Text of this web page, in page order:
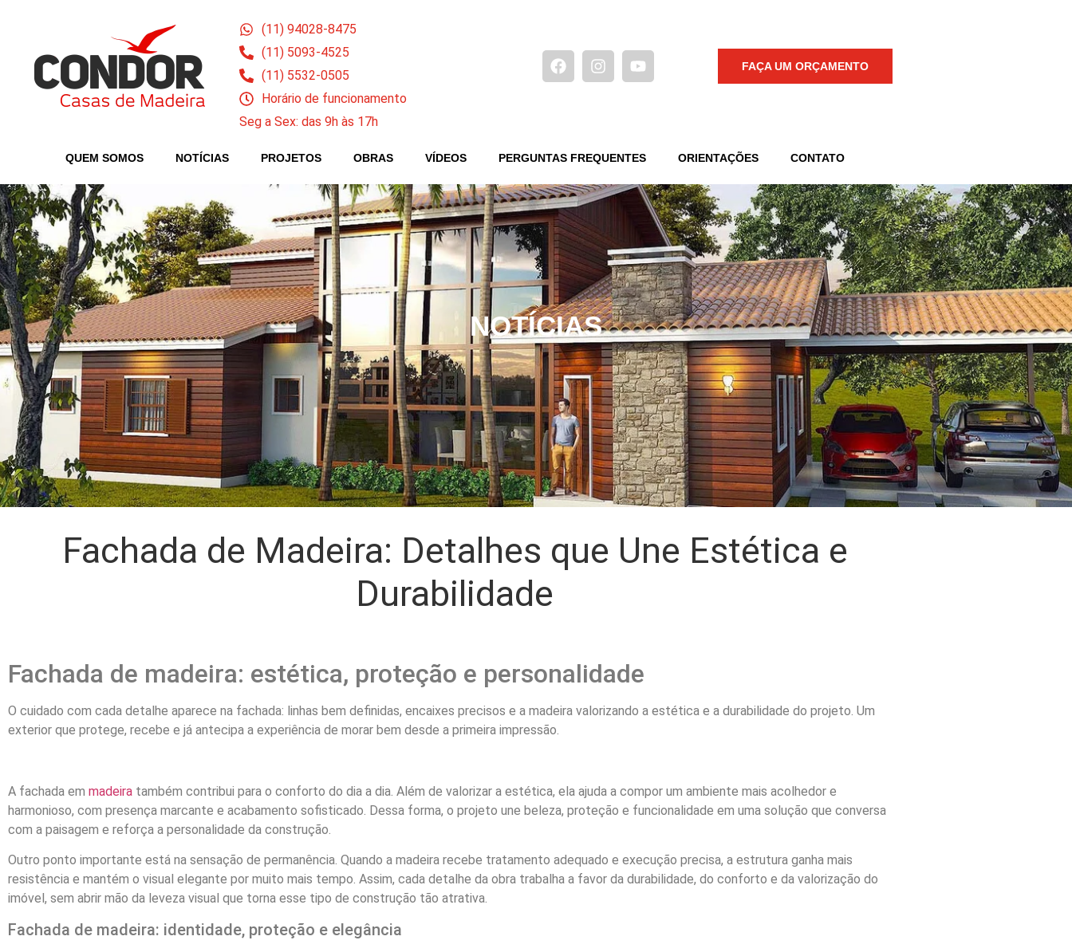
(11) 94028-8475
(11) 5093-4525
(11) 5532-0505
Horário de funcionamento
Seg a Sex: das 9h às 17h
FAÇA UM ORÇAMENTO
QUEM SOMOS NOTÍCIAS PROJETOS OBRAS VÍDEOS PERGUNTAS FREQUENTES ORIENTAÇÕES CONTATO
NOTÍCIAS
Fachada de Madeira: Detalhes que Une Estética e
Durabilidade
Fachada de madeira: estética, proteção e personalidade
O cuidado com cada detalhe aparece na fachada: linhas bem definidas, encaixes precisos e a madeira valorizando a estética e a durabilidade do projeto. Um
exterior que protege, recebe e já antecipa a experiência de morar bem desde a primeira impressão.
A fachada em madeira também contribui para o conforto do dia a dia. Além de valorizar a estética, ela ajuda a compor um ambiente mais acolhedor e
harmonioso, com presença marcante e acabamento sofisticado. Dessa forma, o projeto une beleza, proteção e funcionalidade em uma solução que conversa
com a paisagem e reforça a personalidade da construção.
Outro ponto importante está na sensação de permanência. Quando a madeira recebe tratamento adequado e execução precisa, a estrutura ganha mais
resistência e mantém o visual elegante por muito mais tempo. Assim, cada detalhe da obra trabalha a favor da durabilidade, do conforto e da valorização do
imóvel, sem abrir mão da leveza visual que torna esse tipo de construção tão atrativa.
Fachada de madeira: identidade, proteção e elegância